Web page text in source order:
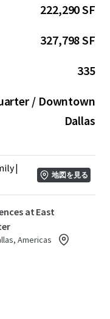
multiple revenue
filled with turn-of-
With a walk score
squarely in
222,290 SF
327,798 SF
335
/ Downtown
Dallas
|
地図を見る
at East
Americas